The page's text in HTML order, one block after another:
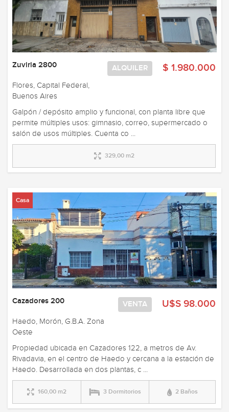
$ 1.980.000
ALQUILER
Zuviria 2800
Flores, Capital Federal,
Buenos Aires
Galpón / depósito amplio y funcional, con planta libre que
permite múltiples usos: gimnasio, correo, supermercado o
salón de usos múltiples. Cuenta co ...
329,00 m2
Casa
U$S 98.000
VENTA
Cazadores 200
Haedo, Morón, G.B.A. Zona
Oeste
Propiedad ubicada en Cazadores 122, a metros de Av.
Rivadavia, en el centro de Haedo y cercana a la estación de
Haedo. Desarrollada en dos plantas, c ...
160,00 m2 3 Dormitorios 2 Baños